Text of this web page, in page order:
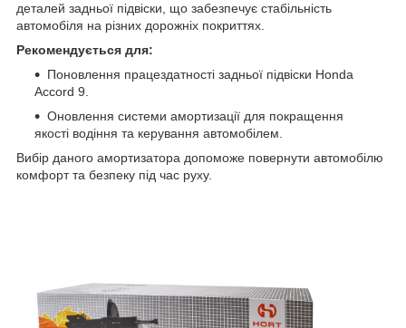
деталей задньої підвіски, що забезпечує стабільність
автомобіля на різних дорожніх покриттях.
Рекомендується для:
Поновлення працездатності задньої підвіски Honda
Accord 9.
Оновлення системи амортизації для покращення
якості водіння та керування автомобілем.
Вибір даного амортизатора допоможе повернути автомобілю
комфорт та безпеку під час руху.